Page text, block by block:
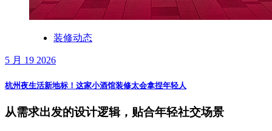
装修动态
5 月 19 2026
杭州夜生活新地标！这家小酒馆装修太会拿捏年轻人
从需求出发的设计逻辑，贴合年轻社交场景